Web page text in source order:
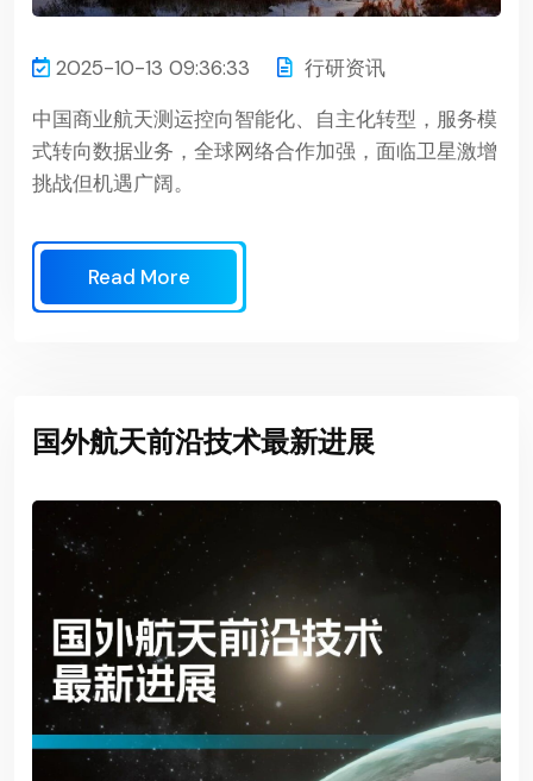
2025-10-13 09:36:33
行研资讯
中国商业航天测运控向智能化、自主化转型，服务模
式转向数据业务，全球网络合作加强，面临卫星激增
挑战但机遇广阔。
Read More
国外航天前沿技术最新进展